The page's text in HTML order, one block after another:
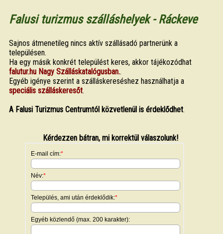
Falusi turizmus szálláshelyek - Ráckeve
Sajnos átmenetileg nincs aktív szállásadó partnerünk a
településen.
Ha egy másik konkrét települést keres, akkor tájékozódhat
falutur.hu Nagy Szálláskatalógusban..
Egyéb igénye szerint a szálláskereséshez használhatja a
speciális szálláskeresőt.
A Falusi Turizmus Centrumtól közvetlenül is érdeklődhet.
Kérdezzen bátran, mi korrektül válaszolunk!